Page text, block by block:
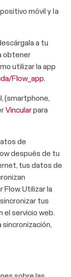
móvil y la
a tu
obtener
utilizar la app
Flow_app.
(smartphone,
Vincularpara
de
después de tu
tus datos de
Utilizar la
tus
servicio web.
sincronización,